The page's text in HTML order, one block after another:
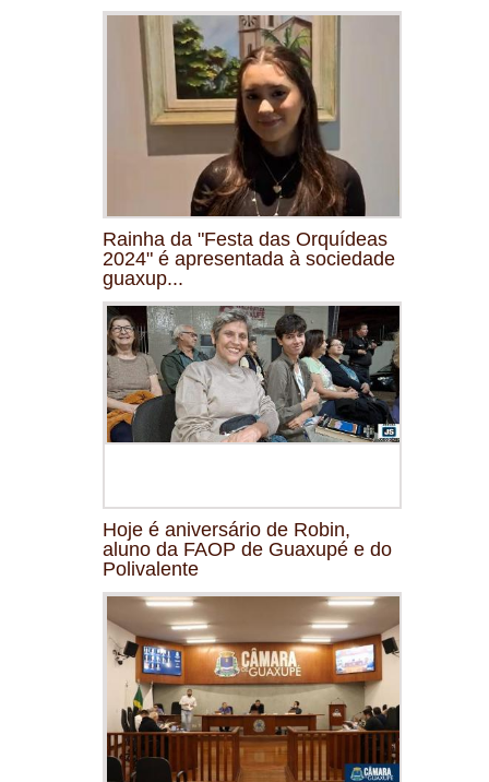
Rainha da "Festa das Orquídeas
2024" é apresentada à sociedade
guaxup...
Hoje é aniversário de Robin,
aluno da FAOP de Guaxupé e do
Polivalente